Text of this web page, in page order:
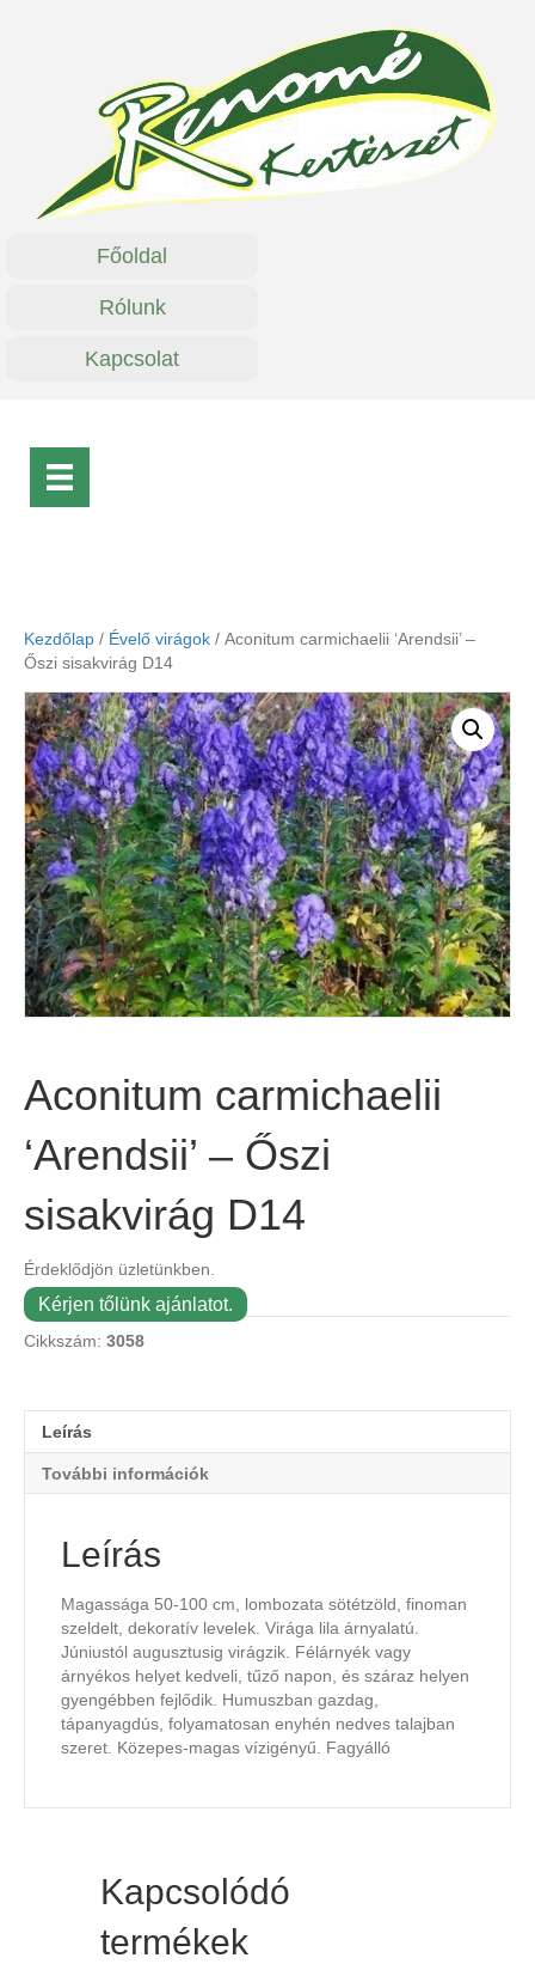
Főoldal
Rólunk
Kapcsolat
Kezdőlap / Évelő virágok / Aconitum carmichaelii ‘Arendsii’ –
Őszi sisakvirág D14
Aconitum carmichaelii
‘Arendsii’ – Őszi
sisakvirág D14
Érdeklődjön üzletünkben.
Kérjen tőlünk ajánlatot.
Cikkszám: 3058
Leírás
További információk
Leírás
Magassága 50-100 cm, lombozata sötétzöld, finoman
szeldelt, dekoratív levelek. Virága lila árnyalatú.
Júniustól augusztusig virágzik. Félárnyék vagy
árnyékos helyet kedveli, tűző napon, és száraz helyen
gyengébben fejlődik. Humuszban gazdag,
tápanyagdús, folyamatosan enyhén nedves talajban
szeret. Közepes-magas vízigényű. Fagyálló
Kapcsolódó
termékek